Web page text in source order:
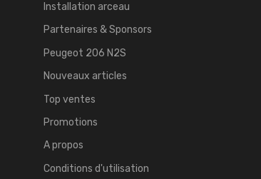
Installation arceau
Partenaires & Sponsors
Peugeot 206 N2S
Nouveaux articles
Top ventes
Promotions
A propos
Conditions d'utilisation